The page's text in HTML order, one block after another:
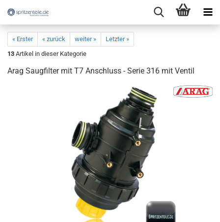
« Erster « zurück weiter »
Letzter »
13 Artikel in dieser Kategorie
Arag Saugfilter mit T7 Anschluss - Serie 316 mit Ventil